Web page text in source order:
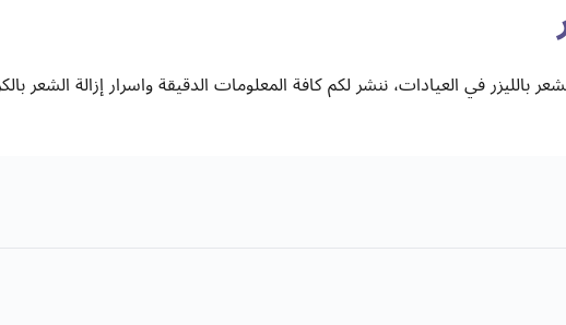
الشعر بالليزر في العيادات، ننشر لكم كافة المعلومات الدقيقة واسرار إزالة الشعر